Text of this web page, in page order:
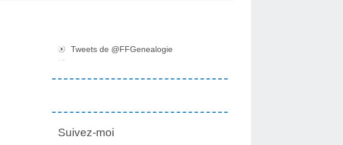
Tweets de @FFGenealogie
Suivez-moi